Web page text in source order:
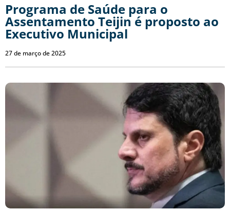
Programa de Saúde para o
Assentamento Teijin é proposto ao
Executivo Municipal
27 de março de 2025